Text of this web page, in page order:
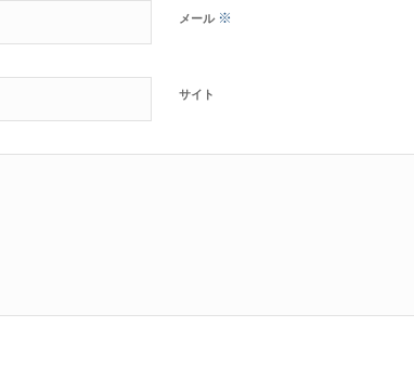
メール ※
サイト